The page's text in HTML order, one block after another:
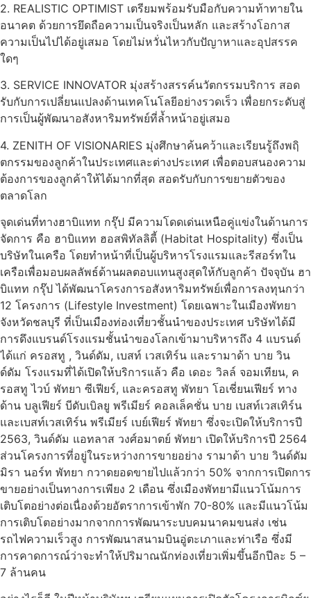
2. REALISTIC OPTIMIST เตรียมพร้อมรับมือกับความท้าทายใน
อนาคต ด้วยการยึดถือความเป็นจริงเป็นหลัก และสร้างโอกาส
ความเป็นไปได้อยู่เสมอ โดยไม่หวั่นไหวกับปัญาหาและอุปสรรค
ใดๆ
3. SERVICE INNOVATOR มุ่งสร้างสรรค์นวัตกรรมบริการ สอด
รับกับการเปลี่ยนแปลงด้านเทคโนโลยีอย่างรวดเร็ว เพื่อยกระดับสู่
การเป็นผู้พัฒนาอสังหาริมทรัพย์ที่ล้ำหน้าอยู่เสมอ
4. ZENITH OF VISIONARIES มุ่งศึกษาค้นคว้าและเรียนรู้ถึงพฤิ
ตกรรมของลูกค้าในประเทศและต่างประเทศ เพื่อตอบสนองความ
ต้องการของลูกค้าให้ได้มากที่สุด สอดรับกับการขยายตัวของ
ตลาดโลก
จุดเด่นที่ทางฮาบิแทท กรุ๊ป มีความโดดเด่นเหนือคู่แข่งในด้านการ
จัดการ คือ ฮาบิแทท ฮอสพิทัลลิตี้ (Habitat Hospitality) ซึ่งเป็น
บริษัทในเครือ โดยทำหน้าที่เป็นผู้บริหารโรงแรมและรีสอร์ทใน
เครือเพื่อมอบผลลัพธ์ด้านผลตอบแทนสูงสุดให้กับลูกค้า ปัจจุบัน ฮา
บิแทท กรุ๊ป ได้พัฒนาโครงการอสังหาริมทรัพย์เพื่อการลงทุนกว่า
12 โครงการ (Lifestyle Investment) โดยเฉพาะในเมืองพัทยา
จังหวัดชลบุรี ที่เป็นเมืองท่องเที่ยวชั้นนำของประเทศ บริษัทได้มี
การดึงแบรนด์โรงแรมชั้นนำของโลกเข้ามาบริหารถึง 4 แบรนด์
ได้แก่ ครอสทู , วินด์ดัม, เบสท์ เวสเทิร์น และรามาด้า บาย วิน
ด์ดัม โรงแรมที่ได้เปิดให้บริการแล้ว คือ เดอะ วิลล์ จอมเทียน, ค
รอสทู ไวบ์ พัทยา ซีเฟียร์, และครอสทู พัทยา โอเชี่ยนเฟียร์ ทาง
ด้าน บลูเฟียร์ บีดับเบิลยู พรีเมียร์ คอลเล็คชั่น บาย เบสท์เวสเทิร์น
และเบสท์เวสเทิร์น พรีเมียร์ เบย์เฟียร์ พัทยา ซึ่งจะเปิดให้บริการปี
2563, วินด์ดัม แอทลาส วงศ์อมาตย์ พัทยา เปิดให้บริการปี 2564
ส่วนโครงการที่อยู่ในระหว่างการขายอย่าง รามาด้า บาย วินด์ดัม
มิรา นอร์ท พัทยา กวาดยอดขายไปแล้วกว่า 50% จากการเปิดการ
ขายอย่างเป็นทางการเพียง 2 เดือน ซึ่งเมืองพัทยามีแนวโน้มการ
เติบโตอย่างต่อเนื่องด้วยอัตราการเข้าพัก 70-80% และมีแนวโน้ม
การเติบโตอย่างมากจากการพัฒนาระบบคมนาคมขนส่ง เช่น
รถไฟความเร็วสูง การพัฒนาสนามบินอู่ตะเภาและท่าเรือ ซึ่งมี
การคาดการณ์ว่าจะทำให้ปริมาณนักท่องเที่ยวเพิ่มขึ้นอีกปีละ 5 –
7 ล้านคน